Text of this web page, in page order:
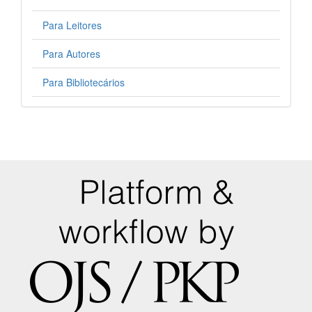
Para Leitores
Para Autores
Para Bibliotecários